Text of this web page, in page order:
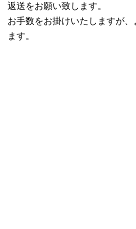
返送をお願い致します。
お手数をお掛けいたしますが
ます。